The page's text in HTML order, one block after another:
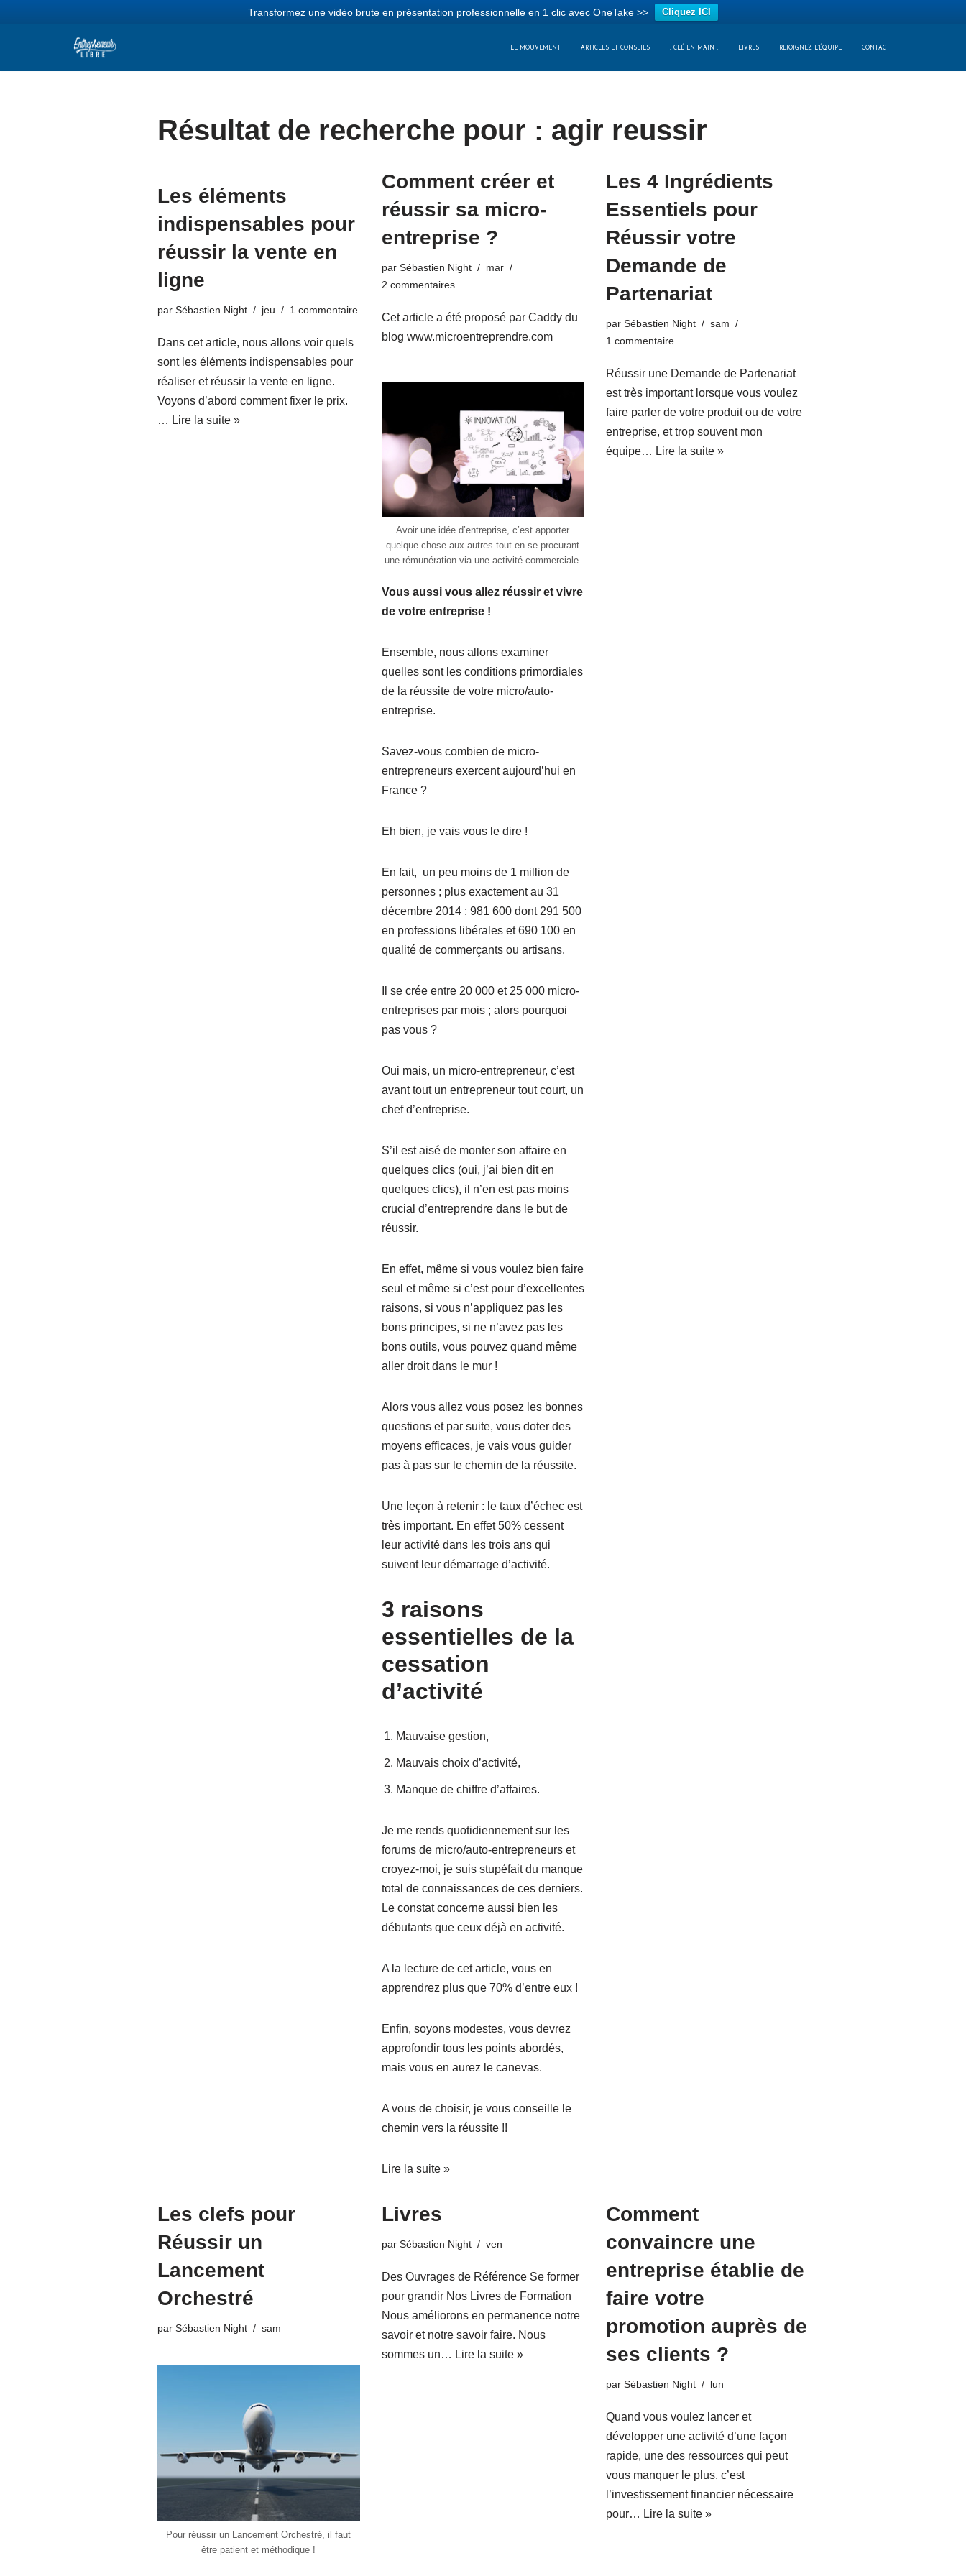
Transformez une vidéo brute en présentation professionnelle en 1 clic avec OneTake >> Cliquez ICI
LE MOUVEMENT ARTICLES ET CONSEILS :: CLÉ EN MAIN :: LIVRES REJOIGNEZ L’ÉQUIPE CONTACT
Résultat de recherche pour : agir reussir
Les éléments
indispensables pour
réussir la vente en
ligne
par Sébastien Night jeu 1 commentaire
Dans cet article, nous allons voir quels
sont les éléments indispensables pour
réaliser et réussir la vente en ligne.
Voyons d’abord comment fixer le prix.
… Lire la suite »
Comment créer et
réussir sa micro-
entreprise ?
par Sébastien Night
mar
2 commentaires
Cet article a été proposé par Caddy du
blog www.microentreprendre.com
Avoir une idée d’entreprise, c’est apporter
quelque chose aux autres tout en se procurant
une rémunération via une activité commerciale.
Vous aussi vous allez réussir et vivre
de votre entreprise !
Ensemble, nous allons examiner
quelles sont les conditions primordiales
de la réussite de votre micro/auto-
entreprise.
Savez-vous combien de micro-
entrepreneurs exercent aujourd’hui en
France ?
Eh bien, je vais vous le dire !
En fait, un peu moins de 1 million de
personnes ; plus exactement au 31
décembre 2014 : 981 600 dont 291 500
en professions libérales et 690 100 en
qualité de commerçants ou artisans.
Il se crée entre 20 000 et 25 000 micro-
entreprises par mois ; alors pourquoi
pas vous ?
Oui mais, un micro-entrepreneur, c’est
avant tout un entrepreneur tout court, un
chef d’entreprise.
S’il est aisé de monter son affaire en
quelques clics (oui, j’ai bien dit en
quelques clics), il n’en est pas moins
crucial d’entreprendre dans le but de
réussir.
En effet, même si vous voulez bien faire
seul et même si c’est pour d’excellentes
raisons, si vous n’appliquez pas les
bons principes, si ne n’avez pas les
bons outils, vous pouvez quand même
aller droit dans le mur !
Alors vous allez vous posez les bonnes
questions et par suite, vous doter des
moyens efficaces, je vais vous guider
pas à pas sur le chemin de la réussite.
Une leçon à retenir : le taux d’échec est
très important. En effet 50% cessent
leur activité dans les trois ans qui
suivent leur démarrage d’activité.
3 raisons
essentielles de la
cessation
d’activité
Mauvaise gestion,
Mauvais choix d’activité,
Manque de chiffre d’affaires.
Je me rends quotidiennement sur les
forums de micro/auto-entrepreneurs et
croyez-moi, je suis stupéfait du manque
total de connaissances de ces derniers.
Le constat concerne aussi bien les
débutants que ceux déjà en activité.
A la lecture de cet article, vous en
apprendrez plus que 70% d’entre eux !
Enfin, soyons modestes, vous devrez
approfondir tous les points abordés,
mais vous en aurez le canevas.
A vous de choisir, je vous conseille le
chemin vers la réussite !!
Lire la suite »
Les 4 Ingrédients
Essentiels pour
Réussir votre
Demande de
Partenariat
par Sébastien Night
sam
1 commentaire
Réussir une Demande de Partenariat
est très important lorsque vous voulez
faire parler de votre produit ou de votre
entreprise, et trop souvent mon
équipe… Lire la suite »
Les clefs pour
Réussir un
Lancement
Orchestré
par Sébastien Night sam
Pour réussir un Lancement Orchestré, il faut
être patient et méthodique !
Livres
par Sébastien Night ven
Des Ouvrages de Référence Se former
pour grandir Nos Livres de Formation
Nous améliorons en permanence notre
savoir et notre savoir faire. Nous
sommes un… Lire la suite »
Comment
convaincre une
entreprise établie de
faire votre
promotion auprès de
ses clients ?
par Sébastien Night lun
Quand vous voulez lancer et
développer une activité d’une façon
rapide, une des ressources qui peut
vous manquer le plus, c’est
l’investissement financier nécessaire
pour… Lire la suite »